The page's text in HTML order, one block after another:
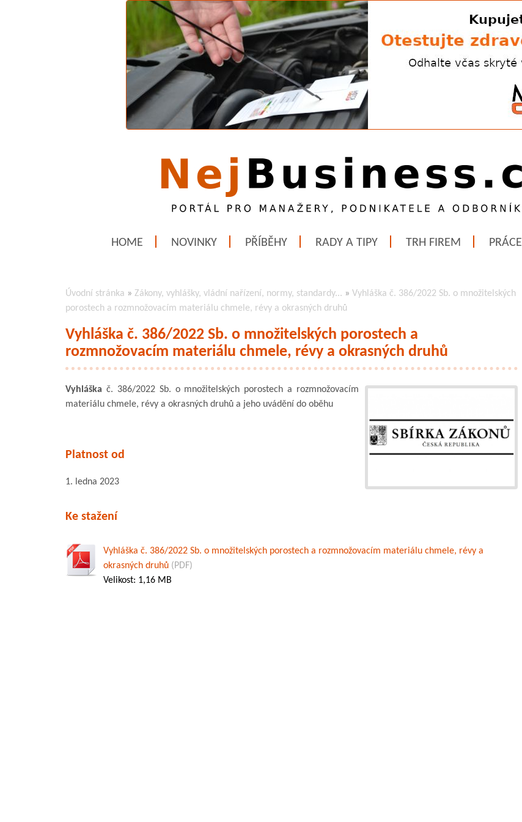
HOME NOVINKY PŘÍBĚHY RADY A TIPY TRH FIREM PRÁCE
Úvodní stránka » Zákony, vyhlášky, vládní nařízení, normy, standardy... » Vyhláška č. 386/2022 Sb. o množitelských
porostech a rozmnožovacím materiálu chmele, révy a okrasných druhů
Vyhláška č. 386/2022 Sb. o množitelských porostech a
rozmnožovacím materiálu chmele, révy a okrasných druhů
Vyhláška č. 386/2022 Sb. o množitelských porostech a rozmnožovacím
materiálu chmele, révy a okrasných druhů a jeho uvádění do oběhu
Platnost od
1. ledna 2023
Ke stažení
Vyhláška č. 386/2022 Sb. o množitelských porostech a rozmnožovacím materiálu chmele, révy a
okrasných druhů (PDF)
Velikost: 1,16 MB